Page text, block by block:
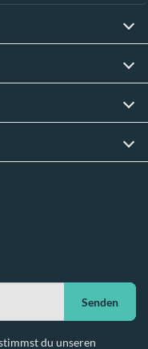
Senden
du unseren